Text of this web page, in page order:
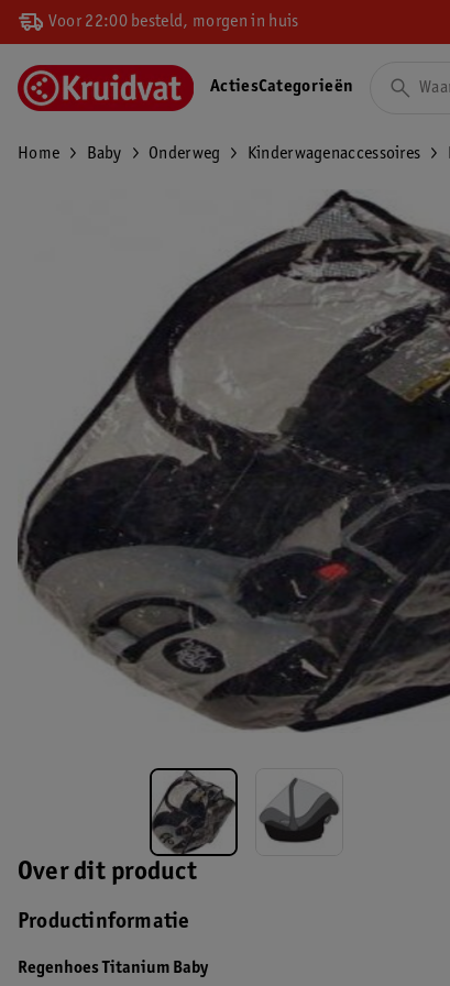
Voor 22:00 besteld, morgen in huis
ActiesCategorieën
Home Baby Onderweg Kinderwagenaccessoires
Over dit product
Productinformatie
Regenhoes Titanium Baby